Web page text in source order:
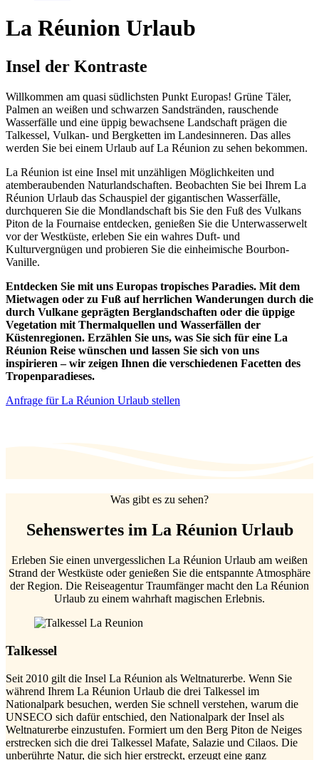
La Réunion Urlaub
Insel der Kontraste
Willkommen am quasi südlichsten Punkt Europas! Grüne Täler,
Palmen an weißen und schwarzen Sandstränden, rauschende
Wasserfälle und eine üppig bewachsene Landschaft prägen die
Talkessel, Vulkan- und Bergketten im Landesinneren. Das alles
werden Sie bei einem Urlaub auf La Réunion zu sehen bekommen.
La Réunion ist eine Insel mit unzähligen Möglichkeiten und
atemberaubenden Naturlandschaften. Beobachten Sie bei Ihrem La
Réunion Urlaub das Schauspiel der gigantischen Wasserfälle,
durchqueren Sie die Mondlandschaft bis Sie den Fuß des Vulkans
Piton de la Fournaise entdecken, genießen Sie die Unterwasserwelt
vor der Westküste, erleben Sie ein wahres Duft- und
Kulturvergnügen und probieren Sie die einheimische Bourbon-
Vanille.
Entdecken Sie mit uns Europas tropisches Paradies. Mit dem
Mietwagen oder zu Fuß auf herrlichen Wanderungen durch die
durch Vulkane geprägten Berglandschaften oder die üppige
Vegetation mit Thermalquellen und Wasserfällen der
Küstenregionen. Erzählen Sie uns, was Sie sich für eine La
Réunion Reise wünschen und lassen Sie sich von uns
inspirieren – wir zeigen Ihnen die verschiedenen Facetten des
Tropenparadieses.
Anfrage für La Réunion Urlaub stellen
Was gibt es zu sehen?
Sehenswertes im La Réunion Urlaub
Erleben Sie einen unvergesslichen La Réunion Urlaub am weißen
Strand der Westküste oder genießen Sie die entspannte Atmosphäre
der Region. Die Reiseagentur Traumfänger macht den La Réunion
Urlaub zu einem wahrhaft magischen Erlebnis.
Talkessel
Seit 2010 gilt die Insel La Réunion als Weltnaturerbe. Wenn Sie
während Ihrem La Réunion Urlaub die drei Talkessel im
Nationalpark besuchen, werden Sie schnell verstehen, warum die
UNSECO sich dafür entschied, den Nationalpark der Insel als
Weltnaturerbe einzustufen. Formiert um den Berg Piton de Neiges
erstrecken sich die drei Talkessel Mafate, Salazie und Cilaos. Die
unberührte Natur, die sich hier erstreckt, erzeugt eine ganz